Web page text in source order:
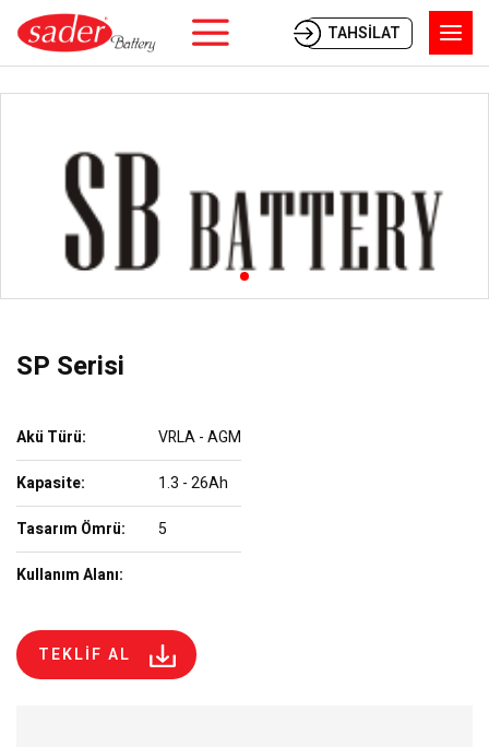
TAHSİLAT
SP Serisi
Akü Türü:
VRLA - AGM
Kapasite:
1.3 - 26Ah
Tasarım Ömrü:
5
Kullanım Alanı:
TEKLİF AL